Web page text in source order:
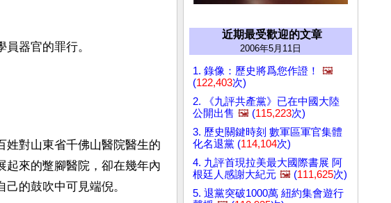
器官的罪行。
姓對山東省千佛山醫院醫生的
起來的蹩腳醫院，卻在幾年內
的鼓吹中可見端倪。
近期最受歡迎的文章
2006年5月11日
1. 錄像：歷史將爲您作證！
🖼️
(122,403次)
2. 《九評共產黨》已在中國大陸
公開出售 🖼️ (115,223次)
3. 歷史關鍵時刻 數軍區軍官集體
化名退黨 (114,104次)
4. 九評首現拉美最大國際書展 阿
根廷人感謝大紀元 🖼️ (111,625次)
5. 退黨突破1000萬 紐約集會遊行